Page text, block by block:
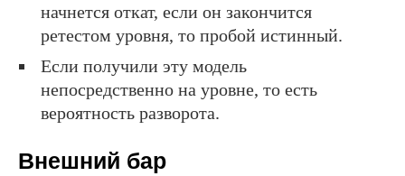
начнется откат, если он закончится
ретестом уровня, то пробой истинный.
Если получили эту модель
непосредственно на уровне, то есть
вероятность разворота.
Внешний бар